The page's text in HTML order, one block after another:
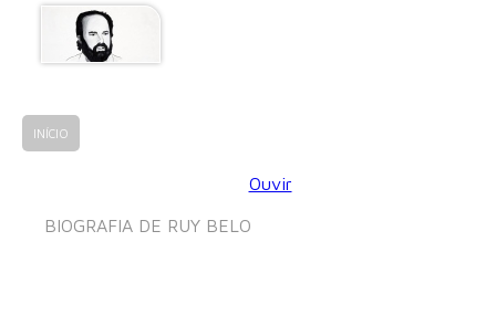
INÍCIO
Ouvir
BIOGRAFIA DE RUY BELO